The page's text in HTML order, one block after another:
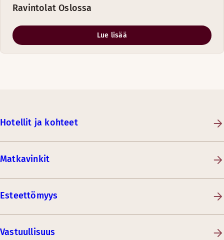
Ravintolat Oslossa
Lue lisää
Hotellit ja kohteet
Matkavinkit
Esteettömyys
Vastuullisuus